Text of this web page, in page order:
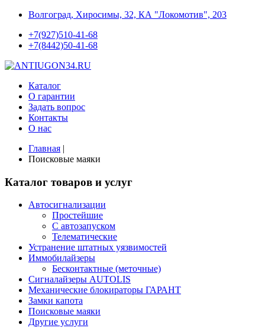
Волгоград, Хиросимы, 32, КА "Локомотив", 203
+7(927)510-41-68
+7(8442)50-41-68
Каталог
О гарантии
Задать вопрос
Контакты
О нас
Главная |
Поисковые маяки
Каталог товаров и услуг
Автосигнализации
Простейшие
С автозапуском
Телематические
Устранение штатных уязвимостей
Иммобилайзеры
Бесконтактные (меточные)
Сигналайзеры AUTOLIS
Механические блокираторы ГАРАНТ
Замки капота
Поисковые маяки
Другие услуги